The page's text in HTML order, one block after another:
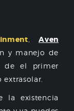
,Aven
y manejo de
de el primer
la existencia